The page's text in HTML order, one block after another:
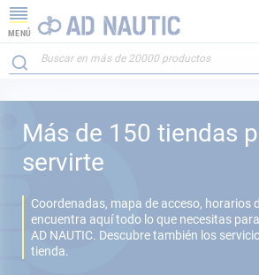
MENÚ
Más de 150 tiendas
servirte
Coordenadas, mapa de acceso, horarios
encuentra aquí todo lo que necesitas
AD NAUTIC. Descubre también los
tienda.